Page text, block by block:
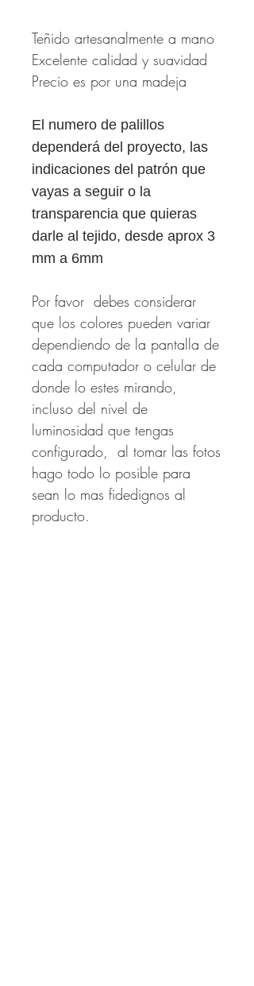
Teñido artesanalmente a mano
Excelente calidad y suavidad
Precio es por una madeja
El numero de palillos
dependerá del proyecto, las
indicaciones del patrón que
vayas a seguir o la
transparencia que quieras
darle al tejido, desde aprox 3
mm a 6mm
Por favor debes considerar
que los colores pueden variar
dependiendo de la pantalla de
cada computador o celular de
donde lo estes mirando,
incluso del nivel de
luminosidad que tengas
configurado, al tomar las fotos
hago todo lo posible para
sean lo mas fidedignos al
producto.